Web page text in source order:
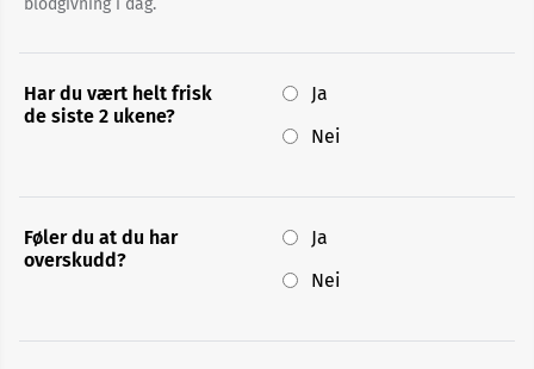
Her
blod
jeg
blod
blodgivning i dag.
Har du vært helt frisk
de siste 2 ukene?
Ja
Nei
Føler du at du har
overskudd?
Ja
Nei